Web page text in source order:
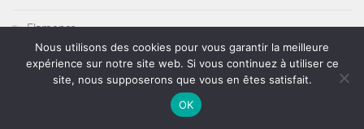
Flamenco
Fleetwood Mac
Nous utilisons des cookies pour vous garantir la meilleure
expérience sur notre site web. Si vous continuez à utiliser ce
site, nous supposerons que vous en êtes satisfait.
OK